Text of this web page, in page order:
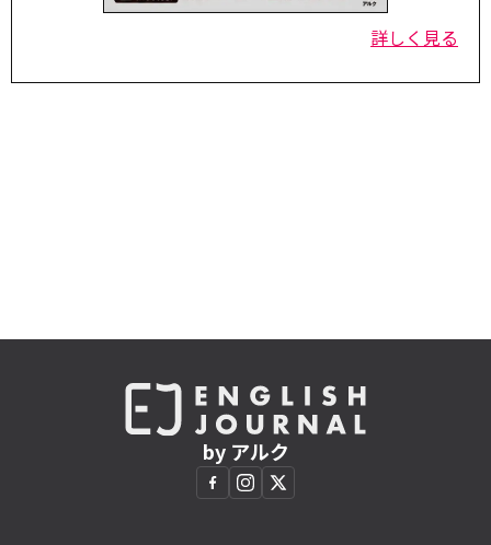
詳しく見る
by アルク